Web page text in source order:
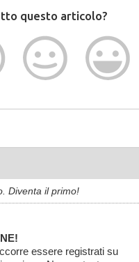
questo articolo?
Diventa il primo!
essere registrati su